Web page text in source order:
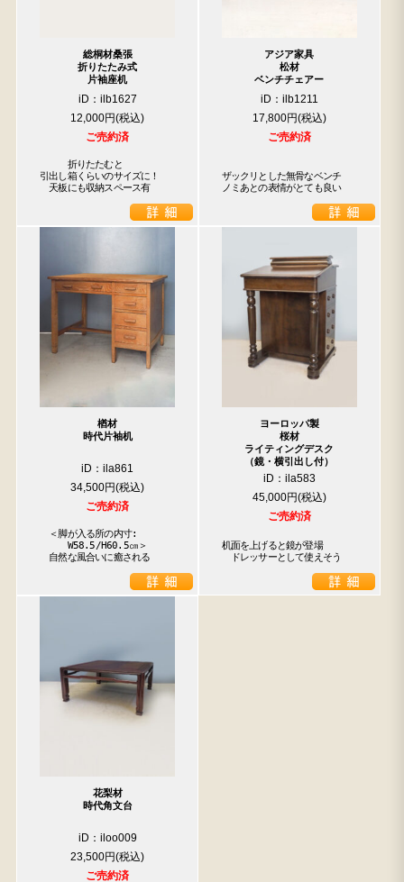
総桐材桑張
折りたたみ式
片袖座机
iD：ilb1627
12,000円
ご売約済
折りたたむと
引出し箱くらいのサイズに！
天板にも収納スペース有
アジア家具
松材
ベンチチェアー
iD：ilb1211
17,800円
ご売約済
ザックリとした無骨なベンチ
ノミあとの表情がとても良い
楢材
時代片袖机
iD：ila861
34,500円
ご売約済
＜脚が入る所の内寸:
W58.5/H60.5㎝＞
自然な風合いに癒される
ヨーロッパ製
桜材
ライティングデスク
（鏡・横引出し付）
iD：ila583
45,000円
ご売約済
机面を上げると鏡が登場
ドレッサーとして使えそう
花梨材
時代角文台
iD：iloo009
23,500円
ご売約済